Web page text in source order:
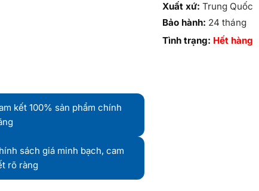
kết 100% sản phẩm chính
sách giá minh bạch, cam
rõ ràng
Xuất xứ: Trung Quốc
Bảo hành: 24 tháng
Tình trạng: Hết hàng